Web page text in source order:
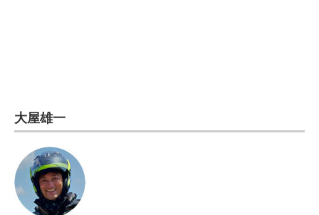
建設×テクノロジーの最前線
ちょっと気になるネットの話題
大屋雄一